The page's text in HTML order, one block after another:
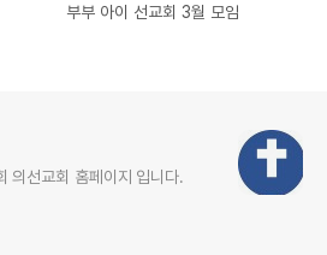
부부 아이 선교회 3월 모임
의선교회 홈페이지 입니다.